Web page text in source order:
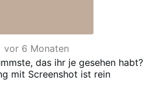
vor 6 Monaten
das ihr je gesehen habt?
mit Screenshot ist rein